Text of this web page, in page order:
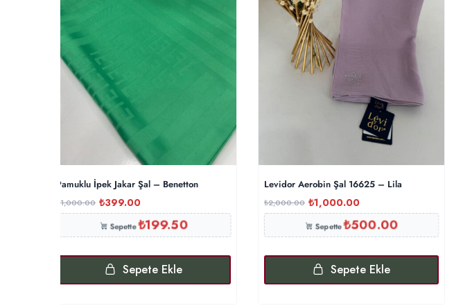
Pamuklu İpek Jakar Şal – Benetton
1,000.00 ₺399.00
Sepette₺199.50
Sepete Ekle
Levidor Aerobin Şal 16625 – Lila
₺2,000.00 ₺1,000.00
Sepette₺500.00
Sepete Ekle